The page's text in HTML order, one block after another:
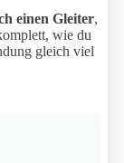
einen Gleiter,
wie du
gleich viel